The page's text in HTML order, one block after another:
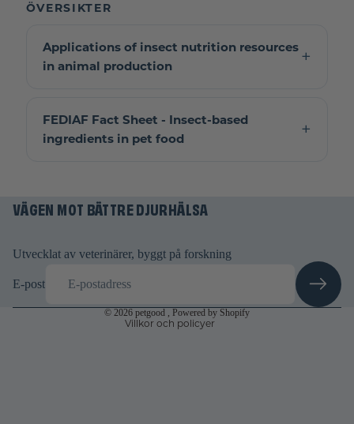
ÖVERSIKTER
Applications of insect nutrition resources
in animal production
FEDIAF Fact Sheet - Insect-based
ingredients in pet food
VÄGEN MOT BÄTTRE DJURHÄLSA
Utvecklat av veterinärer, byggt på forskning
E-post
© 2026 petgood , Powered by Shopify
Villkor och policyer
Användarvillkor
Rättsligt meddelande